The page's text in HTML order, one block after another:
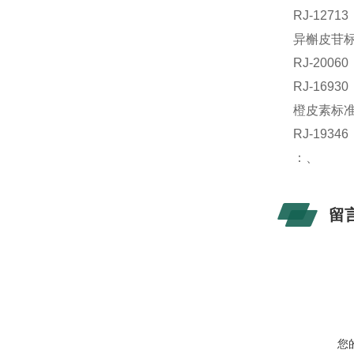
RJ-
异槲皮苷
RJ-
RJ-
橙皮素标
RJ-
：、
留
您